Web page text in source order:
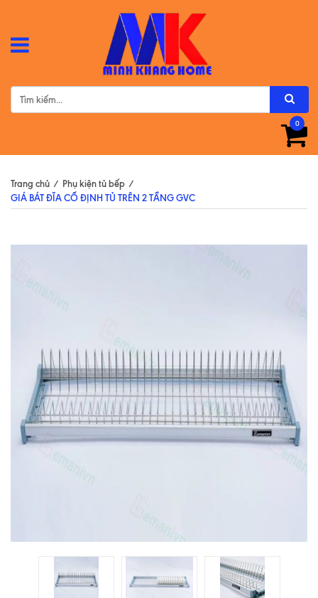
0
Trang chủ / Phụ kiện tủ bếp /
GIÁ BÁT ĐĨA CỐ ĐỊNH TỦ TRÊN 2 TẦNG GVC